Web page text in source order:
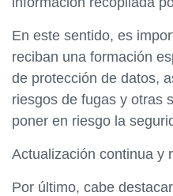
En este sentido, es
reciban una formación
de protección de datos,
riesgos de fugas y otras
poner en riesgo la
Actualización continua y
Por último, cabe